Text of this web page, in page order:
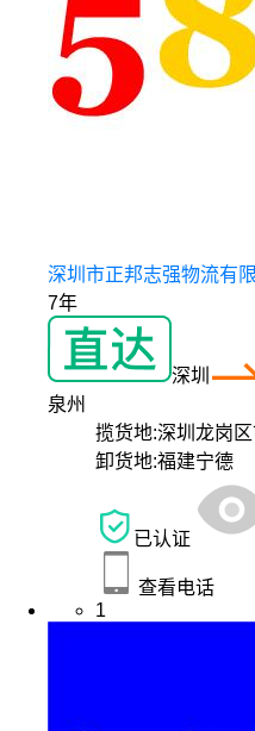
深圳市正邦志强物流有
7年
深圳
泉州
揽货地:深圳龙岗
卸货地:福建宁德
已认证
查看电话
1